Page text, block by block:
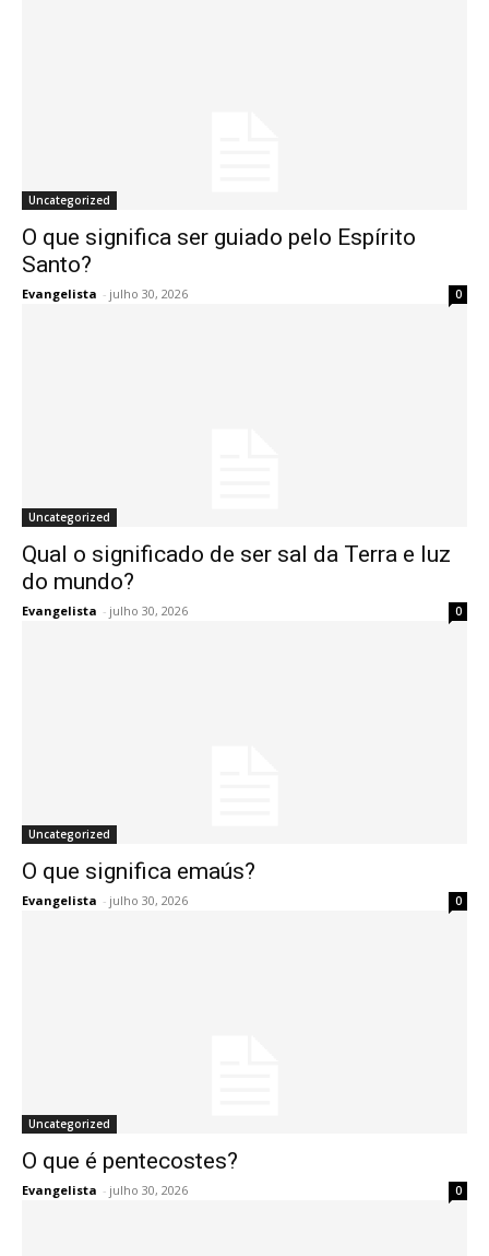
Uncategorized
O que significa ser guiado pelo Espírito
Santo?
Evangelista - julho 30, 2026 0
Uncategorized
Qual o significado de ser sal da Terra e luz
do mundo?
Evangelista - julho 30, 2026 0
Uncategorized
O que significa emaús?
Evangelista - julho 30, 2026 0
Uncategorized
O que é pentecostes?
Evangelista - julho 30, 2026 0